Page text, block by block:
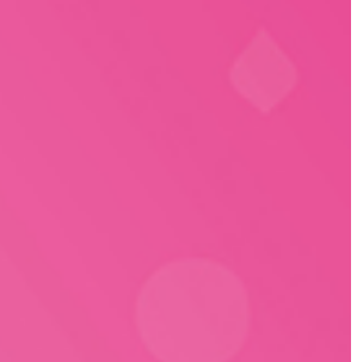
(m/w/d)
w/d) Herstellung
Werksleitung
Manager:in